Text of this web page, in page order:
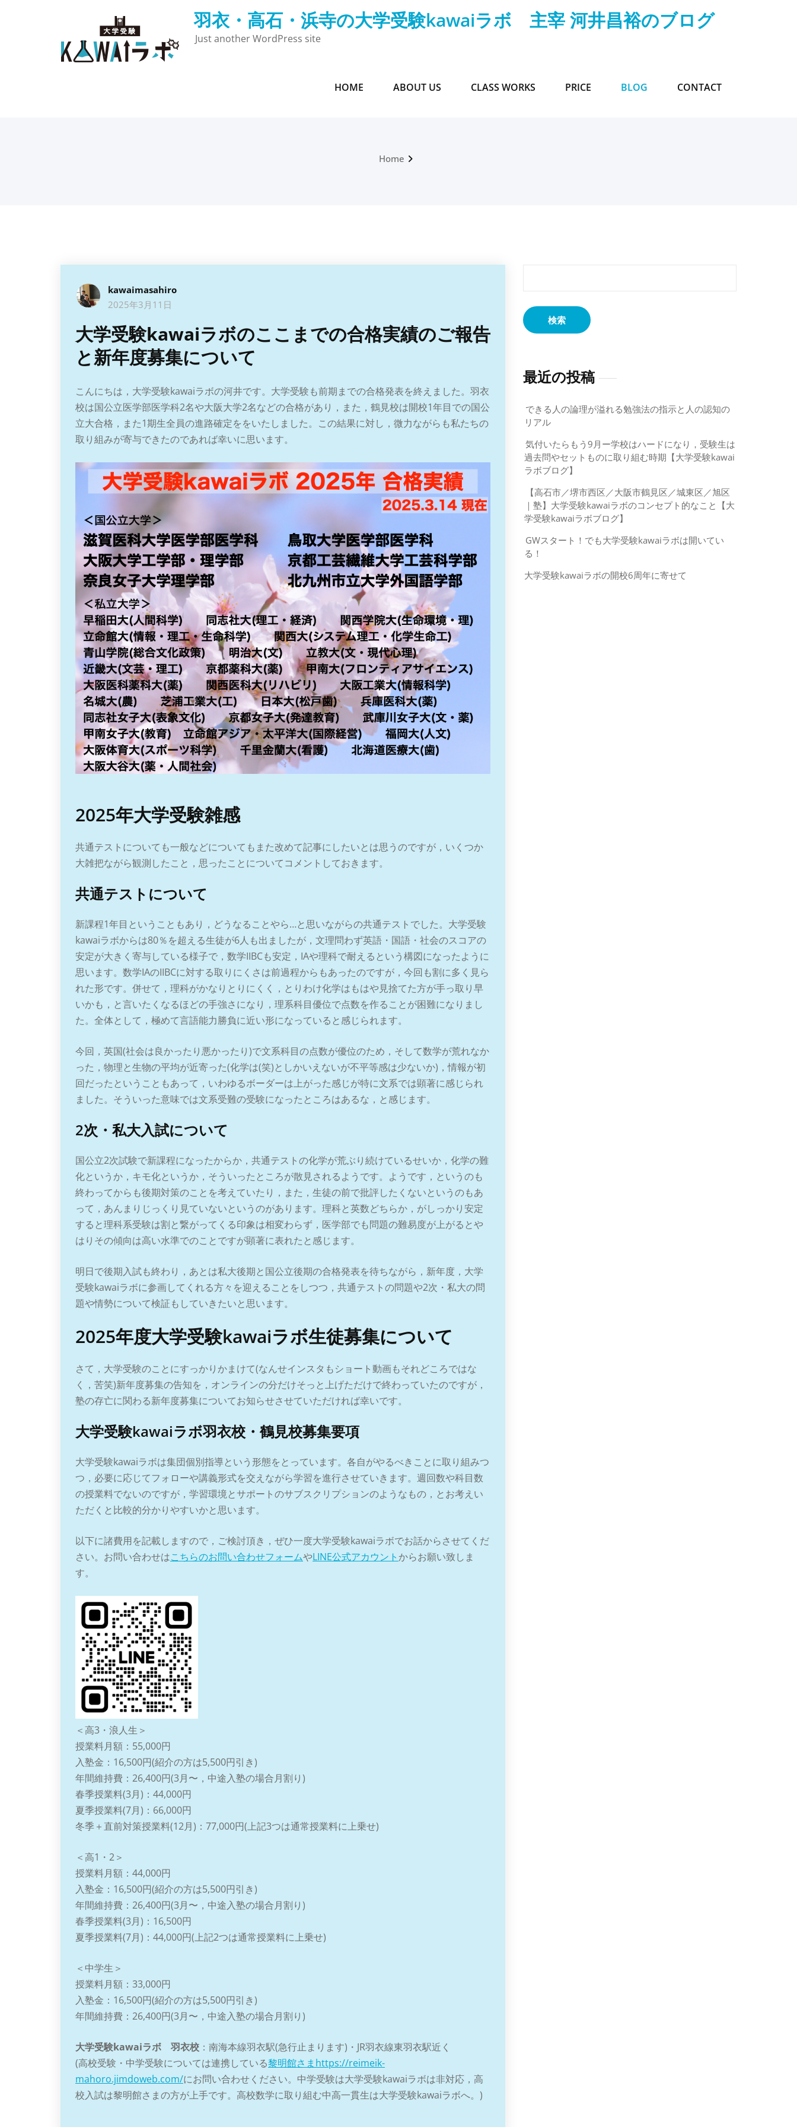
羽衣・高石・浜寺の大学受験kawaiラボ 主宰 河井昌裕のブログ
Just another WordPress site
HOME ABOUT US CLASS WORKS PRICE BLOG CONTACT
Home
kawaimasahiro
2025年3月11日
大学受験kawaiラボのここまでの合格実績のご報告
と新年度募集について
こんにちは，大学受験kawaiラボの河井です。大学受験も前期までの合格発表を終えました。羽衣
校は国公立医学部医学科2名や大阪大学2名などの合格があり，また，鶴見校は開校1年目での国公
立大合格，また1期生全員の進路確定ををいたしました。この結果に対し，微力ながらも私たちの
取り組みが寄与できたのであれば幸いに思います。
2025年大学受験雑感
共通テストについても一般などについてもまた改めて記事にしたいとは思うのですが，いくつか
大雑把ながら観測したこと，思ったことについてコメントしておきます。
共通テストについて
新課程1年目ということもあり，どうなることやら…と思いながらの共通テストでした。大学受験
kawaiラボからは80％を超える生徒が6人も出ましたが，文理問わず英語・国語・社会のスコアの
安定が大きく寄与している様子で，数学IIBCも安定，IAや理科で耐えるという構図になったように
思います。数学IAのIIBCに対する取りにくさは前過程からもあったのですが，今回も割に多く見ら
れた形です。併せて，理科がかなりとりにくく，とりわけ化学はもはや見捨てた方が手っ取り早
いかも，と言いたくなるほどの手強さになり，理系科目優位で点数を作ることが困難になりまし
た。全体として，極めて言語能力勝負に近い形になっていると感じられます。
今回，英国(社会は良かったり悪かったり)で文系科目の点数が優位のため，そして数学が荒れなか
った，物理と生物の平均が近寄った(化学は(笑)としかいえないが不平等感は少ないか)，情報が初
回だったということもあって，いわゆるボーダーは上がった感じが特に文系では顕著に感じられ
ました。そういった意味では文系受難の受験になったところはあるな，と感じます。
2次・私大入試について
国公立2次試験で新課程になったからか，共通テストの化学が荒ぶり続けているせいか，化学の難
化というか，キモ化というか，そういったところが散見されるようです。ようです，というのも
終わってからも後期対策のことを考えていたり，また，生徒の前で批評したくないというのもあ
って，あんまりじっくり見ていないというのがあります。理科と英数どちらか，がしっかり安定
すると理科系受験は割と繋がってくる印象は相変わらず，医学部でも問題の難易度が上がるとや
はりその傾向は高い水準でのことですが顕著に表れたと感じます。
明日で後期入試も終わり，あとは私大後期と国公立後期の合格発表を待ちながら，新年度，大学
受験kawaiラボに参画してくれる方々を迎えることをしつつ，共通テストの問題や2次・私大の問
題や情勢について検証もしていきたいと思います。
2025年度大学受験kawaiラボ生徒募集について
さて，大学受験のことにすっかりかまけて(なんせインスタもショート動画もそれどころではな
く，苦笑)新年度募集の告知を，オンラインの分だけそっと上げただけで終わっていたのですが，
塾の存亡に関わる新年度募集についてお知らせさせていただければ幸いです。
大学受験kawaiラボ羽衣校・鶴見校募集要項
大学受験kawaiラボは集団個別指導という形態をとっています。各自がやるべきことに取り組みつ
つ，必要に応じてフォローや講義形式を交えながら学習を進行させていきます。週回数や科目数
の授業料でないのですが，学習環境とサポートのサブスクリプションのようなもの，とお考えい
ただくと比較的分かりやすいかと思います。
以下に諸費用を記載しますので，ご検討頂き，ぜひ一度大学受験kawaiラボでお話からさせてくだ
さい。お問い合わせはこちらのお問い合わせフォームやLINE公式アカウントからお願い致しま
す。
＜高3・浪人生＞
授業料月額：55,000円
入塾金：16,500円(紹介の方は5,500円引き)
年間維持費：26,400円(3月〜，中途入塾の場合月割り)
春季授業料(3月)：44,000円
夏季授業料(7月)：66,000円
冬季＋直前対策授業料(12月)：77,000円(上記3つは通常授業料に上乗せ)
＜高1・2＞
授業料月額：44,000円
入塾金：16,500円(紹介の方は5,500円引き)
年間維持費：26,400円(3月〜，中途入塾の場合月割り)
春季授業料(3月)：16,500円
夏季授業料(7月)：44,000円(上記2つは通常授業料に上乗せ)
＜中学生＞
授業料月額：33,000円
入塾金：16,500円(紹介の方は5,500円引き)
年間維持費：26,400円(3月〜，中途入塾の場合月割り)
大学受験kawaiラボ 羽衣校 ：南海本線羽衣駅(急行止まります)・JR羽衣線東羽衣駅近く
(高校受験・中学受験については連携している黎明館さまhttps://reimeik-
mahoro.jimdoweb.com/にお問い合わせください。中学受験は大学受験kawaiラボは非対応，高
校入試は黎明館さまの方が上手です。高校数学に取り組む中高一貫生は大学受験kawaiラボへ。)
最近の投稿
できる人の論理が溢れる勉強法の指示と人の認知の
リアル
気付いたらもう9月ー学校はハードになり，受験生は
過去問やセットものに取り組む時期【大学受験kawai
ラボブログ】
【高石市／堺市西区／大阪市鶴見区／城東区／旭区
｜塾】大学受験kawaiラボのコンセプト的なこと【大
学受験kawaiラボブログ】
GWスタート！でも大学受験kawaiラボは開いてい
る！
大学受験kawaiラボの開校6周年に寄せて